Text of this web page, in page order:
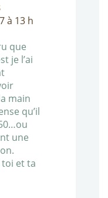
à 13 h
que
je l’ai
main
qu’il
une
toi et ta